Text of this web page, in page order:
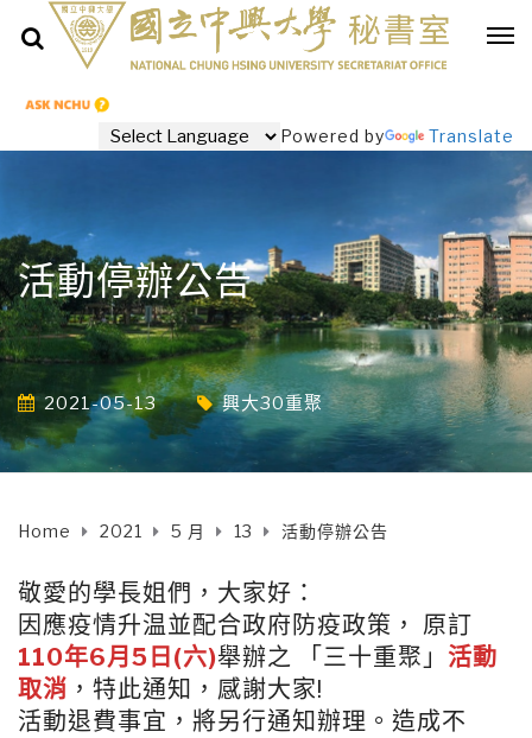
Powered by Translate
活動停辦公告
2021-05-13 興大30重聚
Home 2021 5 月 13 活動停辦公告
敬愛的學長姐們，大家好：
因應疫情升温並配合政府防疫政策， 原訂
110年6月5日(六)舉辦之 「三十重聚」 活動
取消 ，特此通知，感謝大家!
活動退費事宜，將另行通知辦理。造成不